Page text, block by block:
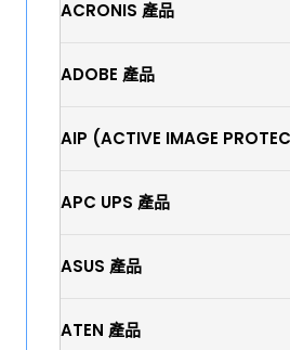
ACRONIS 產品
ADOBE 產品
AIP (ACTIVE IMAGE
APC UPS 產品
ASUS 產品
ATEN 產品